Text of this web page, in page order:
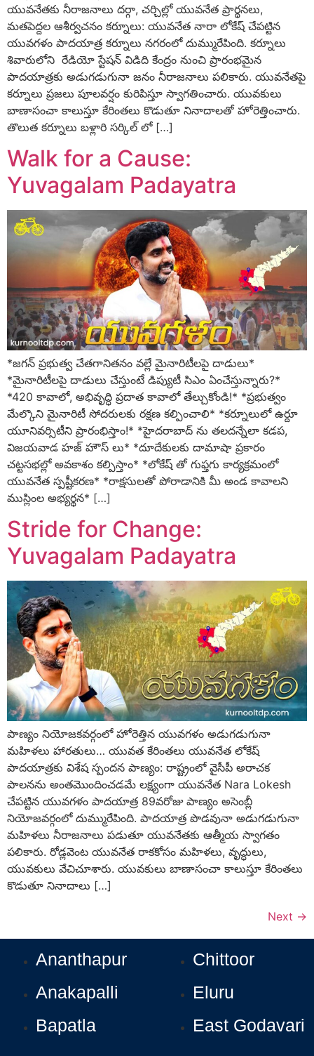
యువనేతకు నీరాజనాలు దర్గా, చర్చిల్లో యువనేత ప్రార్థనలు,
మతపెద్దల ఆశీర్వచనం కర్నూలు: యువనేత నారా లోకేష్ చేపట్టిన
యువగళం పాదయాత్ర కర్నూలు నగరంలో దుమ్మురేపింది. కర్నూలు
శివారులోని రేడియో స్టేషన్ విడిది కేంద్రం నుంచి ప్రారంభమైన
పాదయాత్రకు అడుగడుగునా జనం నీరాజనాలు పలికారు. యువనేతపై
కర్నూలు ప్రజలు పూలవర్షం కురిపిస్తూ స్వాగతించారు. యువకులు
బాణాసంచా కాలుస్తూ కేరింతలు కొడుతూ నినాదాలతో హోరెత్తించారు.
తొలుత కర్నూలు బళ్లారి సర్కిల్ లో […]
Walk for a Cause:
Yuvagalam Padayatra
*జగన్ ప్రభుత్వ చేతగానితనం వల్లే మైనారిటీలపై దాడులు*
*మైనారిటీలపై దాడులు చేస్తుంటే డిప్యుటీ సిఎం ఏంచేస్తున్నారు?*
*420 కావాలో, అభివృద్ధి ప్రదాత కావాలో తేల్చుకోండి!* *ప్రభుత్వం
మేల్కొని మైనారిటీ సోదరులకు రక్షణ కల్పించాలి* *కర్నూలులో ఉర్దూ
యూనివర్సిటీని ప్రారంభిస్తాం!* *హైదరాబాద్ ను తలదన్నేలా కడప,
విజయవాడ హజ్ హౌస్ లు* *దూదేకులకు దామాషా ప్రకారం
చట్టసభల్లో అవకాశం కల్పిస్తాం* *లోకేష్ తో గుఫ్తగు కార్యక్రమంలో
యువనేత స్పష్టీకరణ* *రాక్షసులతో పోరాడానికి మీ అండ కావాలని
ముస్లింల అభ్యర్థన* […]
Stride for Change:
Yuvagalam Padayatra
పాణ్యం నియోజకవర్గంలో హోరెత్తిన యువగళం అడుగడుగునా
మహిళలు హారతులు… యువత కేరింతలు యువనేత లోకేష్
పాదయాత్రకు విశేష స్పందన పాణ్యం: రాష్ట్రంలో వైసీపీ అరాచక
పాలనను అంతమొందించడమే లక్ష్యంగా యువనేత Nara Lokesh
చేపట్టిన యువగళం పాదయాత్ర 89వరోజు పాణ్యం అసెంబ్లీ
నియోజవర్గంలో దుమ్మురేపింది. పాదయాత్ర పొడవునా అడుగడుగునా
మహిళలు నీరాజనాలు పడుతూ యువనేతకు ఆత్మీయ స్వాగతం
పలికారు. రోడ్లవెంట యువనేత రాకకోసం మహిళలు, వృద్ధులు,
యువకులు వేచిచూశారు. యువకులు బాణాసంచా కాలుస్తూ కేరింతలు
కొడుతూ నినాదాలు […]
Next →
Ananthapur
Anakapalli
Bapatla
Chittoor
Eluru
East Godavari